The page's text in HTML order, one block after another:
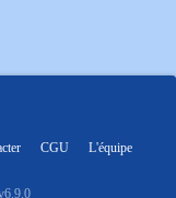
CGU
L'équipe